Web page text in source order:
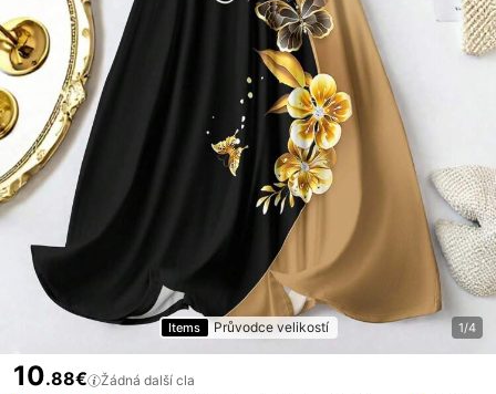
Items Průvodce velikostí 1/4
10.88€ Žádná další cla